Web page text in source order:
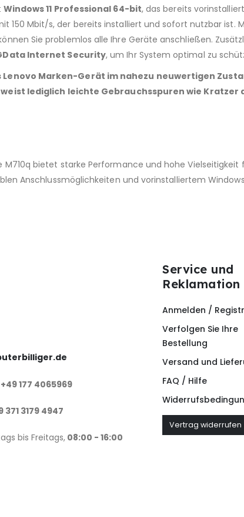
Windows 11 Professional 64-bit, das bereits
150 Mbit/s, der bereits installiert und sofort nutzbar ist.
Sie problemlos alle Ihre Geräte anschließen.
Internet Security, um Ihr System optimal zu
Marken-Gerät im nahezu neuwertigen
lediglich leichte Gebrauchsspuren wie
M710q bietet starke Performance und hohe
Anschlussmöglichkeiten und vorinstalliertem
+49 177 4065969
371 3179 4947
bis Freitags, 08:00 - 16:00
Service und
Reklamation
Anmelden /
Verfolgen Sie Ihre
Bestellung
Versand und
FAQ / Hilfe
Vertrag widerrufen